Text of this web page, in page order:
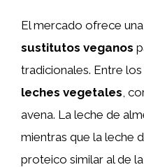
El mercado ofrece
sustitutos veganos
tradicionales. Entre
leches vegetales ,
avena. La leche de
mientras que la leche
proteico similar al de